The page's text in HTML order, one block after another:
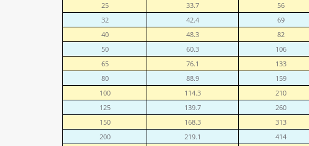
25
33.7 56
32
42.4 69
40
48.3 82
50
60.3 106
65
76.1 133
80
88.9 159
100
114.3 210
125
139.7 260
150
168.3 313
200
219.1 414